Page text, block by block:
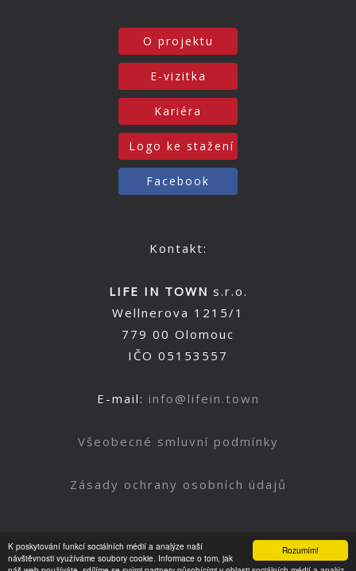
Rozumím!
K poskytování funkcí sociálních médií a analýze naší
návštěvnosti využíváme soubory cookie. Informace o tom, jak
O projektu
E-vizitka
Kariéra
Logo ke stažení
Facebook
Kontakt:
LIFE IN TOWN s.r.o.
Wellnerova 1215/1
779 00 Olomouc
IČO 05153557
E-mail: info@lifein.town
Všeobecné smluvní podmínky
Zásady ochrany osobních údajů
Nahoru